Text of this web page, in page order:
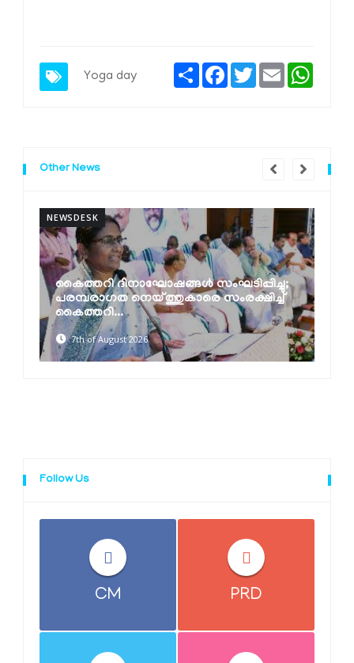
Yoga day
ShareFacebook
TwitterEmail
Other News
NEWSDESK
കൈത്തറി ദിനാഘോഷങ്ങൾ സംഘടിപ്പിച്ചു;
പരമ്പരാഗത നെയ്ത്തുകാരെ സംരക്ഷിച്ച്
കൈത്തറി...
7th of August 2026
Follow Us
CM PRD